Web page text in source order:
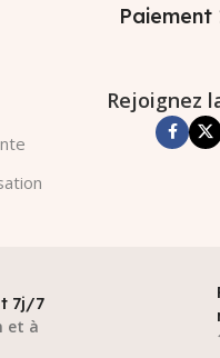
Paiement
Rejoignez
7j/7
et à